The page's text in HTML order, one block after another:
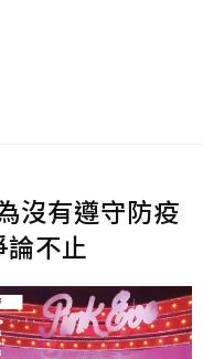
沒有遵守防疫
不止